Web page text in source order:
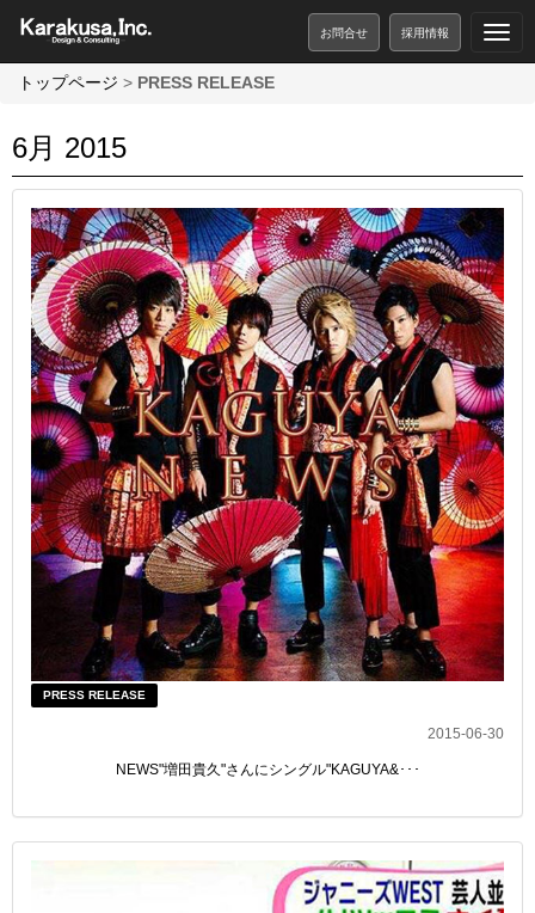
採用情報
お問合せ
トップページ > PRESS RELEASE
6月 2015
PRESS RELEASE
2015-06-30
NEWS"増田貴久"さんにシングル"KAGUYA&･･･